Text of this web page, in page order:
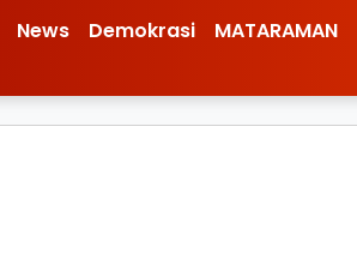
News Demokrasi MATARAMAN